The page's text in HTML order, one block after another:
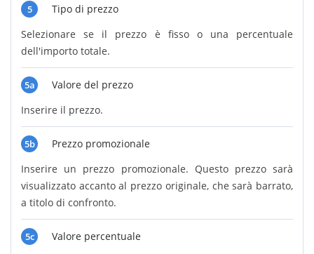
5
Tipo di prezzo
Selezionare se il prezzo è fisso o una percentuale
dell'importo totale.
5a
Valore del prezzo
Inserire il prezzo.
5b
Prezzo promozionale
Inserire un prezzo promozionale. Questo prezzo sarà
visualizzato accanto al prezzo originale, che sarà barrato,
a titolo di confronto.
5c
Valore percentuale